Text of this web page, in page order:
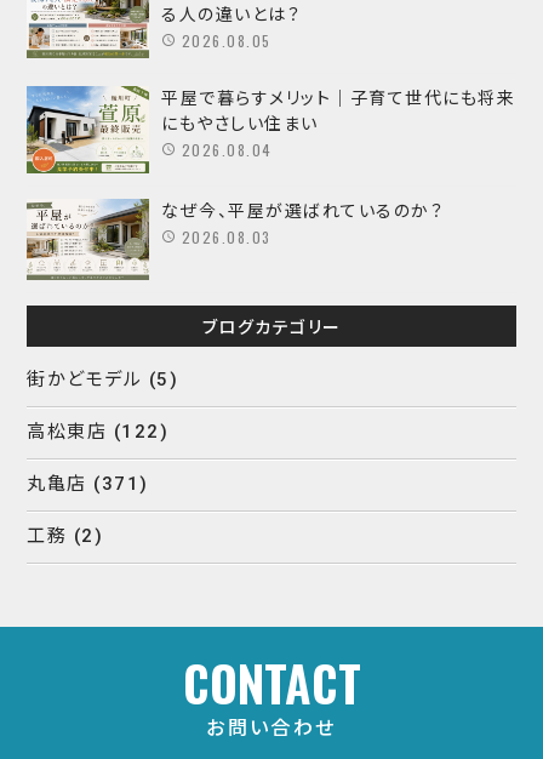
る人の違いとは？
2026.08.05
平屋で暮らすメリット｜子育て世代にも将来
にもやさしい住まい
2026.08.04
なぜ今、平屋が選ばれているのか？
2026.08.03
ブログカテゴリー
街かどモデル (5)
高松東店 (122)
丸亀店 (371)
工務 (2)
CONTACT
お問い合わせ